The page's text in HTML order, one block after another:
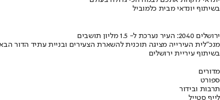
בשיתוף יונדאי מבית כלמוביל
ירושלים 2040: העיר נערכת ל- 1.5 מליון תושבים
מנכ"לית העירייה מציגה תוכנית להשארת הצעירים ובניית עתיד הדור
בשיתוף עיריית ירושלים
מדורים
ספורט
תרבות ובידור
לייף סטייל